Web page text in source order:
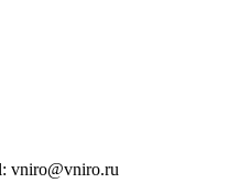
vniro@vniro.ru